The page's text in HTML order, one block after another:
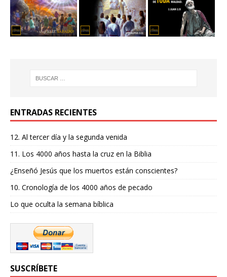
ENTRADAS RECIENTES
12. Al tercer día y la segunda venida
11. Los 4000 años hasta la cruz en la Biblia
¿Enseñó Jesús que los muertos están conscientes?
10. Cronología de los 4000 años de pecado
Lo que oculta la semana bíblica
SUSCRÍBETE